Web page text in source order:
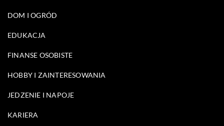
DOM I OGRÓD
EDUKACJA
FINANSE OSOBISTE
HOBBY I ZAINTERESOWANIA
JEDZENIE I NAPOJE
KARIERA